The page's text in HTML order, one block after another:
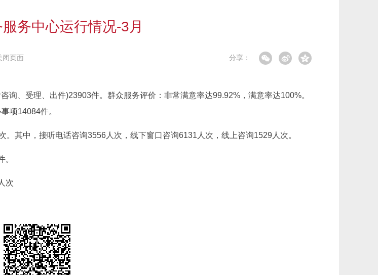
务中心运行情况-3月
分享：
闭页面
询、受理、出件)23903件。群众服务评价：非常满意率达99.92%，满意率达100%。
项14084件。
其中，接听电话咨询3556人次，线下窗口咨询6131人次，线上咨询1529人次。
。
次